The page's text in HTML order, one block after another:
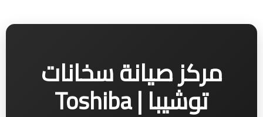
مركز صيانة سخانات
توشيبا | Toshiba